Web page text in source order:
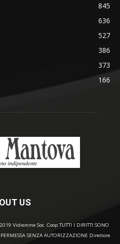
845
636
527
386
373
166
US
Vidiemme Soc. Coop TUTTI I DIRITTI SONO
SENZA AUTORIZZAZIONE Direttore